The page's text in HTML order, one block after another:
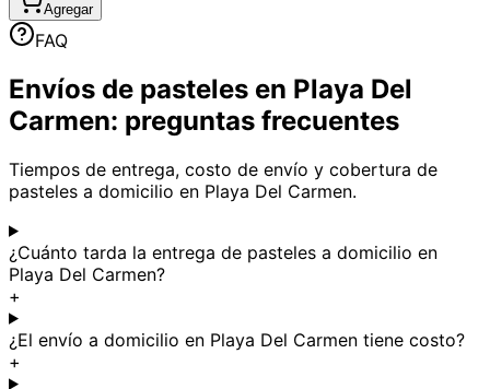
Agregar
FAQ
Envíos de pasteles en Playa Del
Carmen: preguntas frecuentes
Tiempos de entrega, costo de envío y cobertura de
pasteles a domicilio en Playa Del Carmen.
¿Cuánto tarda la entrega de pasteles a domicilio en
Playa Del Carmen?
+
¿El envío a domicilio en Playa Del Carmen tiene costo?
+